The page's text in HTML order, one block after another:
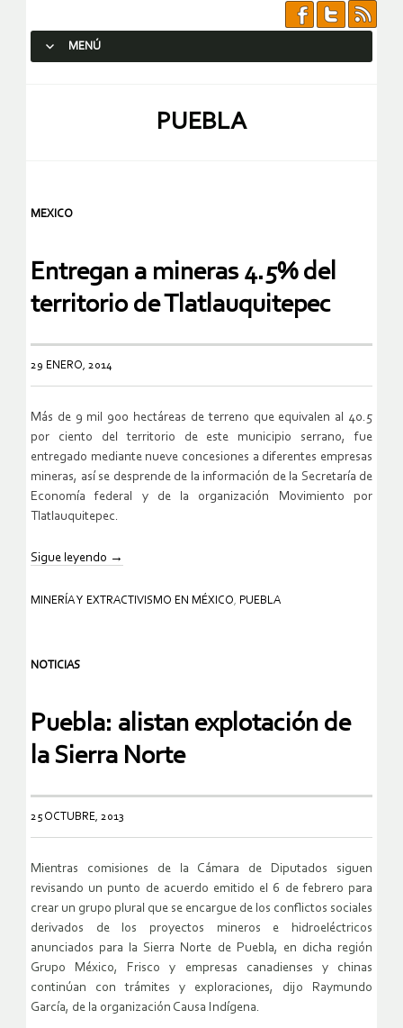
MENÚ
PUEBLA
MEXICO
Entregan a mineras 4.5% del
territorio de Tlatlauquitepec
29 ENERO, 2014
Más de 9 mil 900 hectáreas de terreno que equivalen al 40.5
por ciento del territorio de este municipio serrano, fue
entregado mediante nueve concesiones a diferentes empresas
mineras, así se desprende de la información de la Secretaría de
Economía federal y de la organización Movimiento por
Tlatlauquitepec.
Sigue leyendo →
MINERÍA Y EXTRACTIVISMO EN MÉXICO, PUEBLA
NOTICIAS
Puebla: alistan explotación de
la Sierra Norte
25 OCTUBRE, 2013
Mientras comisiones de la Cámara de Diputados siguen
revisando un punto de acuerdo emitido el 6 de febrero para
crear un grupo plural que se encargue de los conflictos sociales
derivados de los proyectos mineros e hidroeléctricos
anunciados para la Sierra Norte de Puebla, en dicha región
Grupo México, Frisco y empresas canadienses y chinas
continúan con trámites y exploraciones, dijo Raymundo
García, de la organización Causa Indígena.